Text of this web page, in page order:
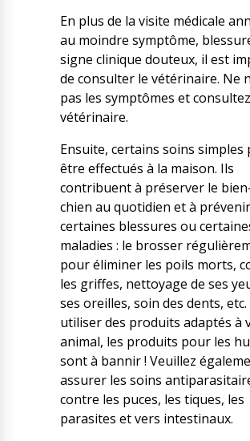
En plus de la visite médicale
au moindre symptôme,
signe clinique douteux, il est
de consulter le vétérinaire. Ne
pas les symptômes et
vétérinaire.
Ensuite, certains soins simples
être effectués à la maison. Ils
contribuent à préserver le
chien au quotidien et à prévenir
certaines blessures ou
maladies : le brosser
pour éliminer les poils morts,
les griffes, nettoyage de ses
ses oreilles, soin des dents, etc.
utiliser des produits adaptés à
animal, les produits pour les
sont à bannir ! Veuillez
assurer les soins
contre les puces, les tiques, les
parasites et vers intestinaux.